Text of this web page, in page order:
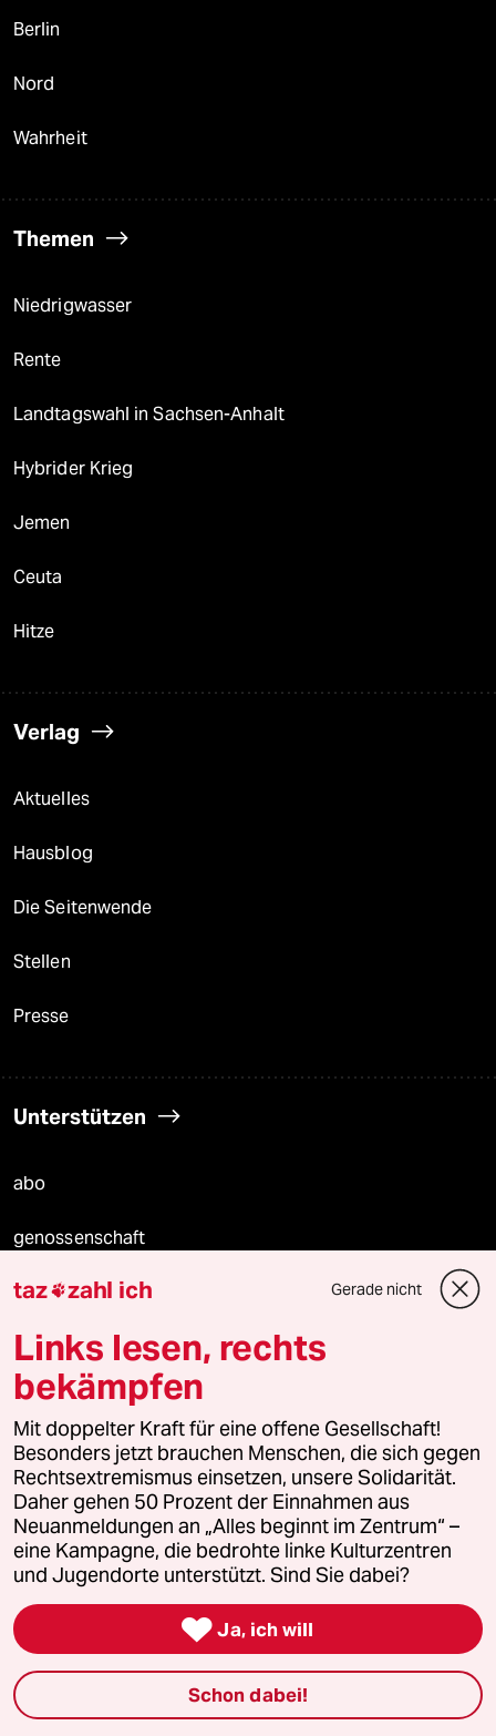
Berlin
Nord
Wahrheit
Themen
Niedrigwasser
Rente
Landtagswahl in Sachsen-Anhalt
Hybrider Krieg
Jemen
Ceuta
Hitze
Verlag
Aktuelles
Hausblog
Die Seitenwende
Stellen
Presse
Unterstützen
abo
genossenschaft
taz zahl ich
recherchefonds ausland
panterstiftung
panterpreis 2026
Podcast
bundestalk
fernverbindung
taz zahl ich Gerade nicht
Links lesen, rechts
bekämpfen
Mit doppelter Kraft für eine offene Gesellschaft!
Besonders jetzt brauchen Menschen, die sich gegen
Rechtsextremismus einsetzen, unsere Solidarität.
Daher gehen 50 Prozent der Einnahmen aus
Neuanmeldungen an „Alles beginnt im Zentrum“ –
eine Kampagne, die bedrohte linke Kulturzentren
und Jugendorte unterstützt. Sind Sie dabei?
 Ja, ich will
Schon dabei!